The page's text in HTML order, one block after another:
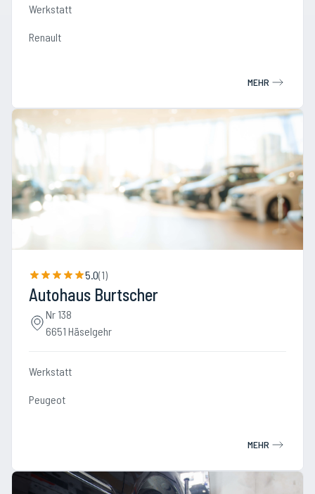
Werkstatt
Renault
MEHR
5.0(1)
Autohaus Burtscher
Nr 138
6651 Häselgehr
Werkstatt
Peugeot
MEHR